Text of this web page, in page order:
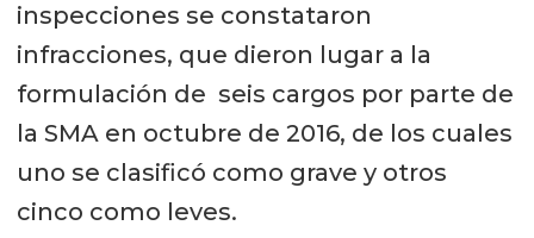
inspecciones se constataron
infracciones, que dieron lugar a la
formulación de seis cargos por parte de
la SMA en octubre de 2016, de los cuales
uno se clasificó como grave y otros
cinco como leves.